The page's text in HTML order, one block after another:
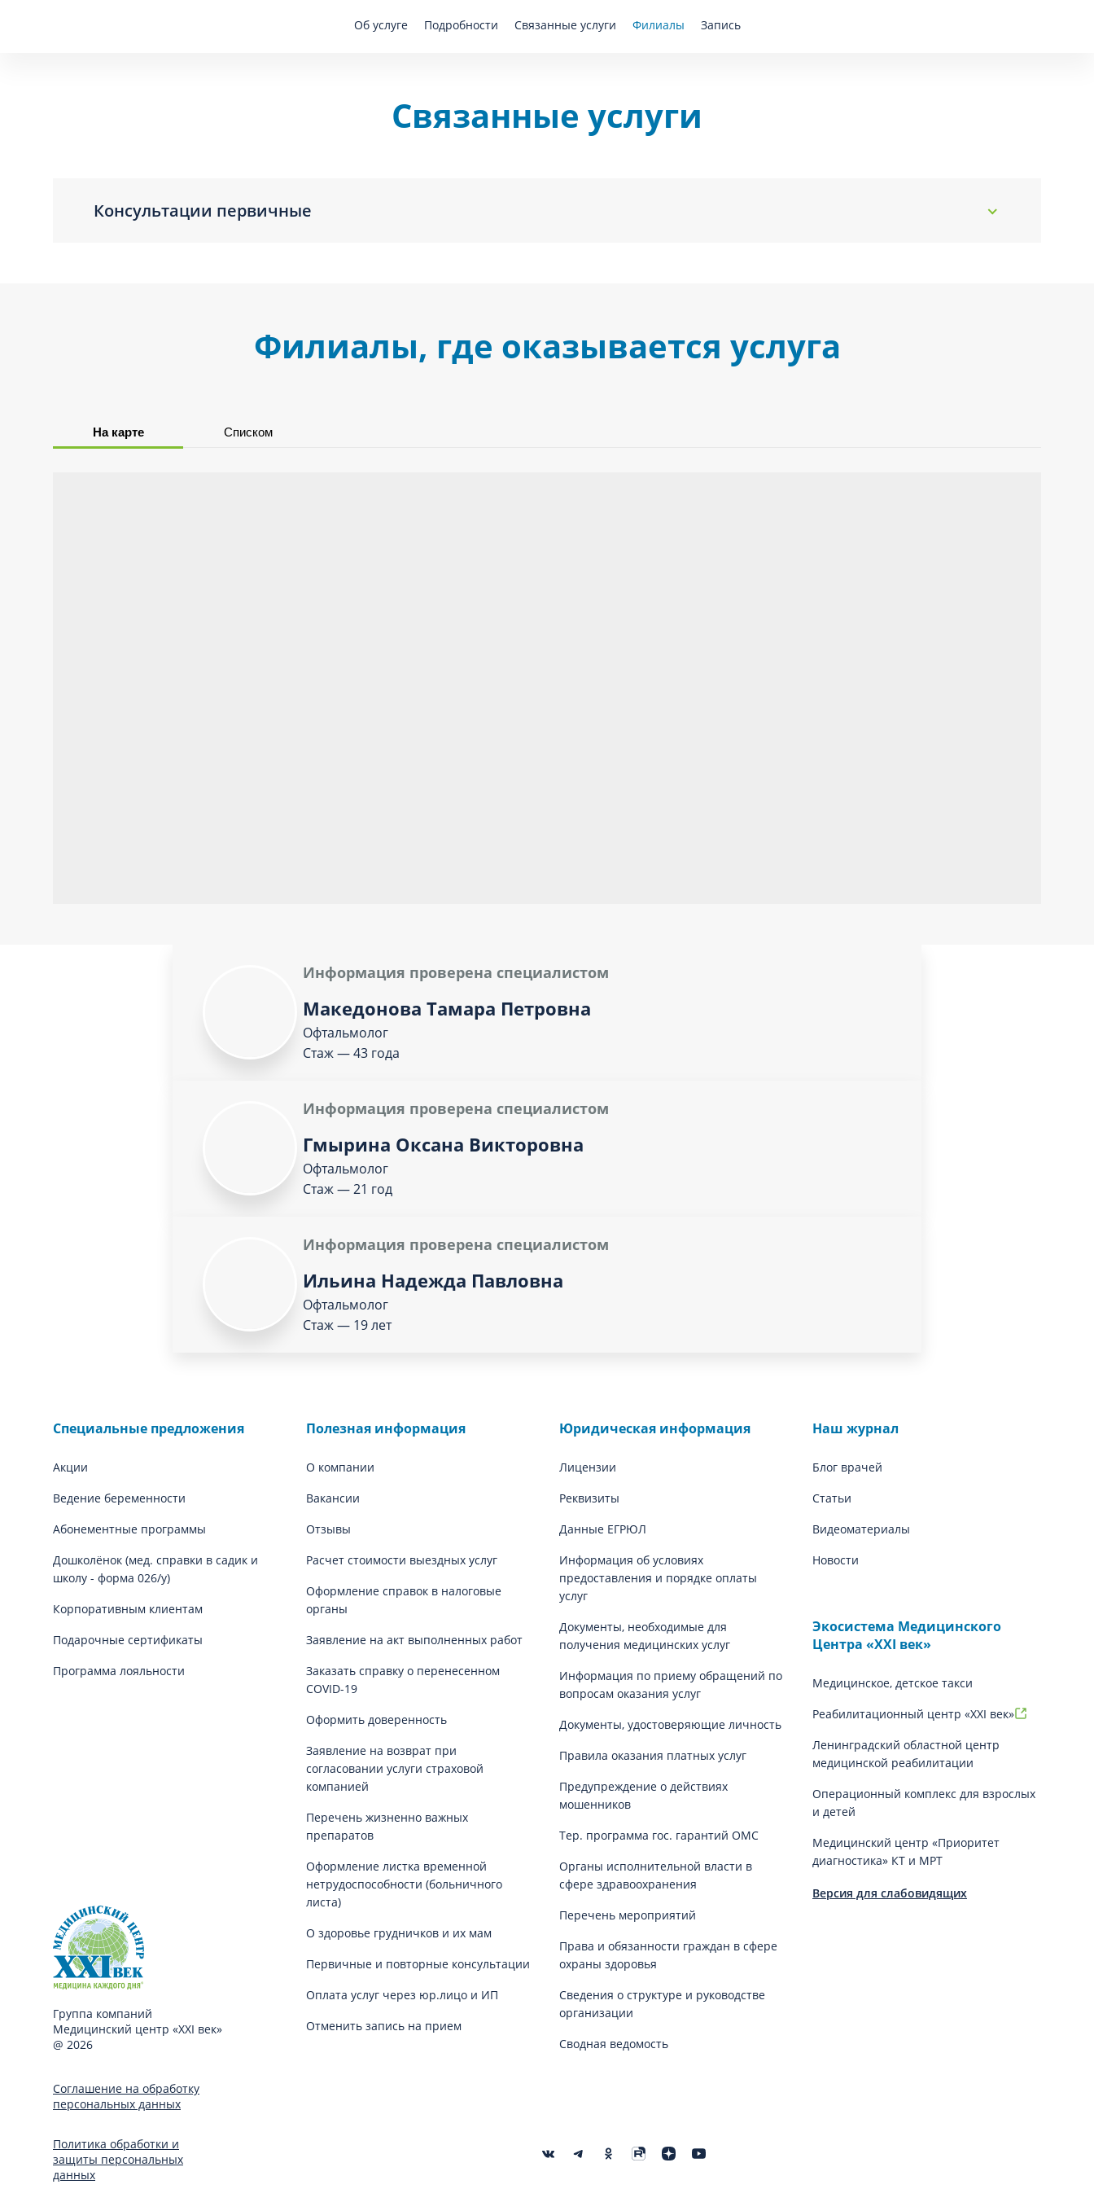
Об услуге Подробности Связанные услуги Филиалы Запись
Связанные услуги
Консультации первичные
Филиалы, где оказывается услуга
На карте Списком
Информация проверена специалистом
Македонова Тамара Петровна
Офтальмолог
Стаж — 43 года
Информация проверена специалистом
Гмырина Оксана Викторовна
Офтальмолог
Стаж — 21 год
Информация проверена специалистом
Ильина Надежда Павловна
Офтальмолог
Стаж — 19 лет
Специальные предложения
Акции
Ведение беременности
Абонементные программы
Дошколёнок (мед. справки в садик и
школу - форма 026/у)
Корпоративным клиентам
Подарочные сертификаты
Программа лояльности
Группа компаний
Медицинский центр «XXI век»
@ 2026
Полезная информация
О компании
Вакансии
Отзывы
Расчет стоимости выездных услуг
Оформление справок в налоговые
органы
Заявление на акт выполненных работ
Заказать справку о перенесенном
COVID-19
Оформить доверенность
Заявление на возврат при
согласовании услуги страховой
компанией
Перечень жизненно важных
препаратов
Оформление листка временной
нетрудоспособности (больничного
листа)
О здоровье грудничков и их мам
Первичные и повторные консультации
Оплата услуг через юр.лицо и ИП
Отменить запись на прием
Юридическая информация
Лицензии
Реквизиты
Данные ЕГРЮЛ
Информация об условиях
предоставления и порядке оплаты
услуг
Документы, необходимые для
получения медицинских услуг
Информация по приему обращений по
вопросам оказания услуг
Документы, удостоверяющие личность
Правила оказания платных услуг
Предупреждение о действиях
мошенников
Тер. программа гос. гарантий ОМС
Органы исполнительной власти в
сфере здравоохранения
Перечень мероприятий
Права и обязанности граждан в сфере
охраны здоровья
Сведения о структуре и руководстве
организации
Сводная ведомость
Наш журнал
Блог врачей
Статьи
Видеоматериалы
Новости
Экосистема Медицинского
Центра «‎XXI век»
Медицинское, детское такси
Реабилитационный центр «XXI век»
Ленинградский областной центр
медицинской реабилитации
Операционный комплекс для взрослых
и детей
Медицинский центр «Приоритет
диагностика» КТ и МРТ
Версия для слабовидящих
Соглашение на обработку
персональных данных
Политика обработки и
защиты персональных
данных